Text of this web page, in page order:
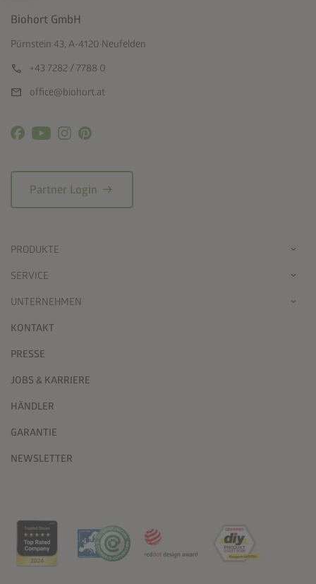
Biohort GmbH
Pürnstein 43, A-4120 Neufelden
call +43 7282 / 7788 0
mail office@biohort.at
Partner Login arrow_right_alt
PRODUKTE
SERVICE
UNTERNEHMEN
KONTAKT
PRESSE
JOBS & KARRIERE
HÄNDLER
GARANTIE
NEWSLETTER